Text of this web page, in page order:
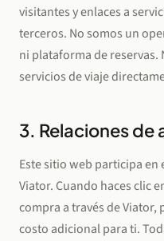
visitantes y enlaces a
terceros. No somos un
ni plataforma de
servicios de viaje
3. Relaciones de
Este sitio web participa
Viator. Cuando haces clic
compra a través de
costo adicional para ti.